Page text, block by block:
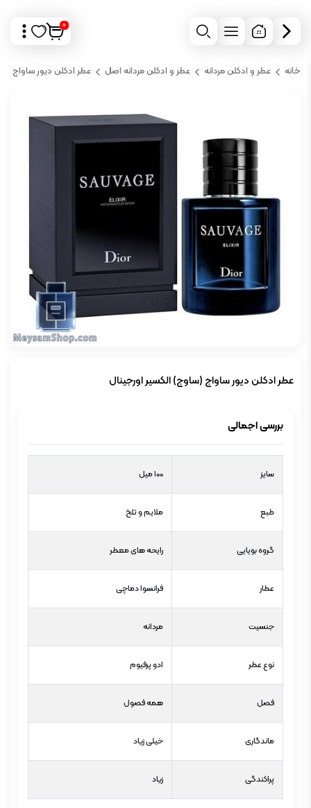
0
خانه عطر و ادکلن مردانه عطر و ادکلن مردانه اصل عطر ادکلن دیور ساواج
عطر ادکلن دیور ساواج (ساوج) الکسیر اورجینال
بررسی اجمالی
سایز 100 میل
طبع ملایم و تلخ
گروه بویایی رایحه های معطر
عطار فرانسوا دماچی
جنسیت مردانه
نوع عطر ادو پرفیوم
فصل همه فصول
ماندگاری خیلی زیاد
پراکندگی زیاد